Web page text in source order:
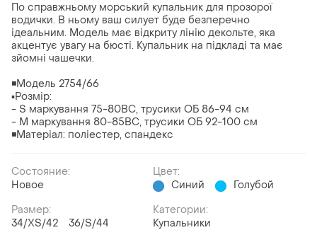
По справжньому морський купальник для прозорої
водички. В ньому ваш силует буде безперечно
ідеальним. Модель має відкриту лінію декольте, яка
акцентує увагу на бюсті. Купальник на підкладі та має
зйомні чашечки.
◾️Модель 2754/66
▪️Розмір:
- S маркування 75-80ВС, трусики ОБ 86-94 см
- M маркування 80-85ВС, трусики ОБ 92-100 см
◾️Матеріал: поліестер, спандекс
Состояние:
Новое
Цвет:
Синий
Голубой
Размер:
34/XS/42
36/S/44
Категории:
Купальники